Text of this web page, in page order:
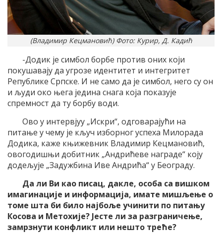
(Владимир Кецмановић) Фото: Курир, Д. Кадић
-Додик је симбол борбе против оних који
покушавају да угрозе идентитет и интегритет
Републике Српске. И не само да је симбол, него су он
и људи око њега једина снага која показује
спремност да ту борбу води.
Ово у интервјуу „Искри“, одговарајући на
питање у чему је кључ изборног успеха Милорада
Додика, каже књижевник Владимир Кецмановић,
овогодишњи добитник „Андрићеве награде“ коју
додељује „Задужбина Иве Андрића“ у Београду.
Да ли Ви као писац, дакле, особа са вишком
имагинације и информација, имате мишљење о
томе шта би било најбоље учинити по питању
Косова и Метохије? Јесте ли за разграничење,
замрзнути конфликт или нешто треће?